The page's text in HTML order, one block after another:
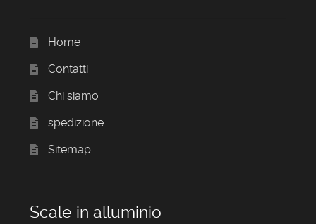
Home
Contatti
Chi siamo
spedizione
Sitemap
Scale in alluminio